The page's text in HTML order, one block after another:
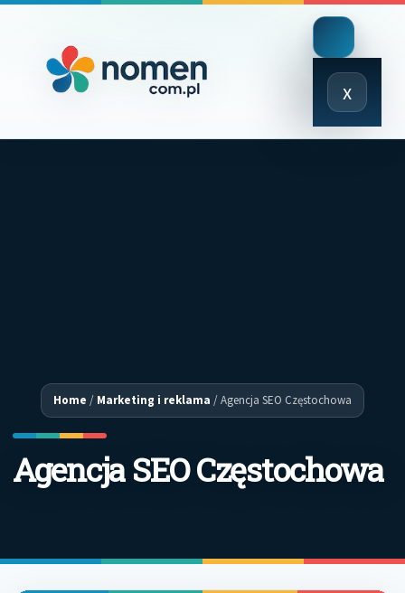
x
Close
Menu
Home / Marketing i reklama /Agencja SEO Częstochowa
Agencja SEO Częstochowa